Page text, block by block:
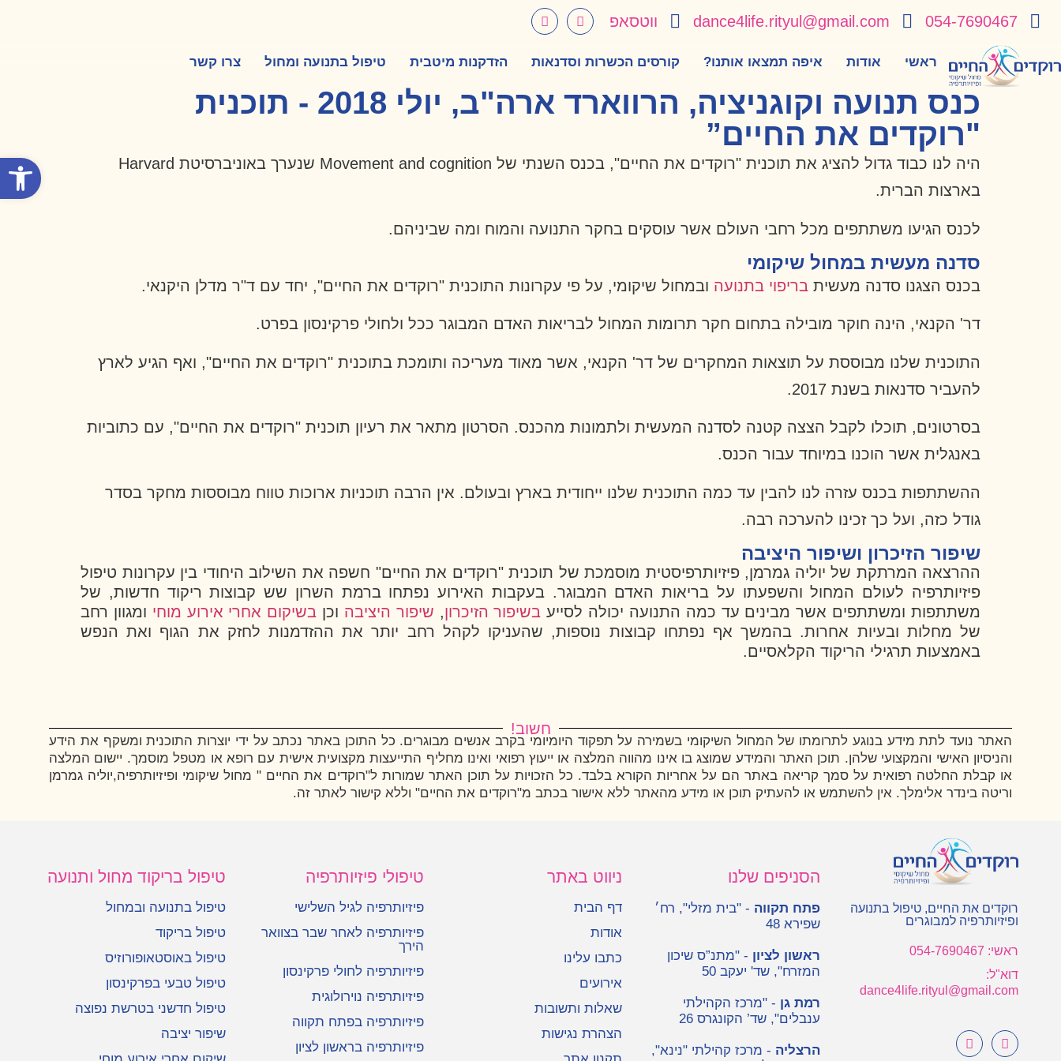
054-7690467
dance4life.rityul@gmail.com ווטסאפ
ראשי אודות איפה תמצאו אותנו? קורסים הכשרות וסדנאות הזדקנות מיטבית טיפול בתנועה ומחול צרו קשר
כנס תנועה וקוגניציה, הרווארד ארה"ב, יולי 2018 - תוכנית
"רוקדים את החיים”
היה לנו כבוד גדול להציג את תוכנית "רוקדים את החיים", בכנס השנתי של Movement and cognition שנערך באוניברסיטת Harvard
בארצות הברית.
לכנס הגיעו משתתפים מכל רחבי העולם אשר עוסקים בחקר התנועה והמוח ומה שביניהם.
סדנה מעשית במחול שיקומי
בכנס הצגנו סדנה מעשית בריפוי בתנועה ובמחול שיקומי, על פי עקרונות התוכנית "רוקדים את החיים", יחד עם ד"ר מדלן היקנאי.
דר' הקנאי, הינה חוקר מובילה בתחום חקר תרומות המחול לבריאות האדם המבוגר ככל ולחולי פרקינסון בפרט.
התוכנית שלנו מבוססת על תוצאות המחקרים של דר' הקנאי, אשר מאוד מעריכה ותומכת בתוכנית "רוקדים את החיים", ואף הגיע לארץ
להעביר סדנאות בשנת 2017.
בסרטונים, תוכלו לקבל הצצה קטנה לסדנה המעשית ולתמונות מהכנס. הסרטון מתאר את רעיון תוכנית "רוקדים את החיים", עם כתוביות
באנגלית אשר הוכנו במיוחד עבור הכנס.
ההשתתפות בכנס עזרה לנו להבין עד כמה התוכנית שלנו ייחודית בארץ ובעולם. אין הרבה תוכניות ארוכות טווח מבוססות מחקר בסדר
גודל כזה, ועל כך זכינו להערכה רבה.
שיפור הזיכרון ושיפור היציבה
ההרצאה המרתקת של יוליה גמרמן, פיזיותרפיסטית מוסמכת של תוכנית "רוקדים את החיים" חשפה את השילוב היחודי בין עקרונות טיפול
פיזיותרפיה לעולם המחול והשפעתו על בריאות האדם המבוגר. בעקבות האירוע נפתחו ברמת השרון שש קבוצות ריקוד חדשות, של
משתתפות ומשתתפים אשר מבינים עד כמה התנועה יכולה לסייע בשיפור הזיכרון, שיפור היציבה וכן בשיקום אחרי אירוע מוחי ומגוון רחב
של מחלות ובעיות אחרות. בהמשך אף נפתחו קבוצות נוספות, שהעניקו לקהל רחב יותר את ההזדמנות לחזק את הגוף ואת הנפש
באמצעות תרגילי הריקוד הקלאסיים.
חשוב!
האתר נועד לתת מידע בנוגע לתרומתו של המחול השיקומי בשמירה על תפקוד היומיומי בקרב אנשים מבוגרים. כל התוכן באתר נכתב על ידי יוצרות התוכנית ומשקף את הידע
והניסיון האישי והמקצועי שלהן. תוכן האתר והמידע שמוצג בו אינו מהווה המלצה או ייעוץ רפואי ואינו מחליף התייעצות מקצועית אישית עם רופא או מטפל מוסמך. יישום המלצה
או קבלת החלטה רפואית על סמך קריאה באתר הם על אחריות הקורא בלבד. כל הזכויות על תוכן האתר שמורות ל"רוקדים את החיים " מחול שיקומי ופיזיותרפיה,יוליה גמרמן
וריטה בינדר אלימלך. אין להשתמש או להעתיק תוכן או מידע מהאתר ללא אישור בכתב מ"רוקדים את החיים" וללא קישור לאתר זה.
רוקדים את החיים, טיפול בתנועה
ופיזיותרפיה למבוגרים
ראשי: 054-7690467
דוא"ל:
dance4life.rityul@gmail.com
הסניפים שלנו
פתח תקווה - "בית מזלי", רח׳
שפירא 48
ראשון לציון - "מתנ”ס שיכון
המזרח", שד' יעקב 50
רמת גן - "מרכז הקהילתי
ענבלים", שד’ הקונגרס 26
הרצליה - מרכז קהילתי "נינא",
ניווט באתר
דף הבית
אודות
כתבו עלינו
אירועים
שאלות ותשובות
הצהרת נגישות
טיפולי פיזיותרפיה
פיזיותרפיה לגיל השלישי
פיזיותרפיה לאחר שבר בצוואר
הירך
פיזיותרפיה לחולי פרקינסון
פיזיותרפיה נוירולוגית
פיזיותרפיה בפתח תקווה
פיזיותרפיה בראשון לציון
טיפול בריקוד מחול ותנועה
טיפול בתנועה ובמחול
טיפול בריקוד
טיפול באוסטאופורוזיס
טיפול טבעי בפרקינסון
טיפול חדשני בטרשת נפוצה
שיפור יציבה
פתח